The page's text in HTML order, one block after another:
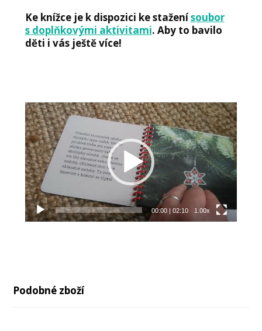
Ke knížce je k dispozici ke staženísoubor
s doplňkovými aktivitami. Aby to bavilo
děti i vás ještě více!
Video
přehrávač
00:00 |02:10 1.00x
Podobné zboží